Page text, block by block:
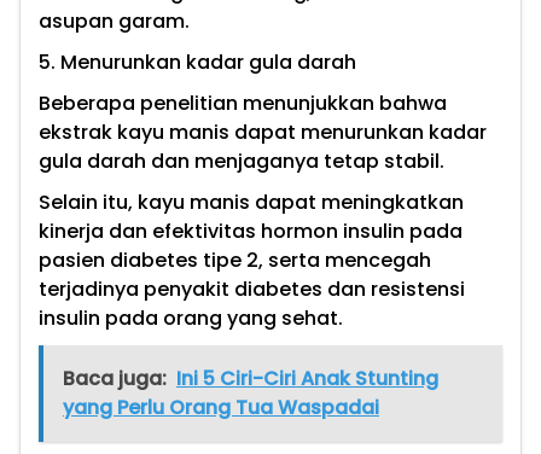
asupan garam.
5. Menurunkan kadar gula darah
Beberapa penelitian menunjukkan bahwa
ekstrak kayu manis dapat menurunkan kadar
gula darah dan menjaganya tetap stabil.
Selain itu, kayu manis dapat meningkatkan
kinerja dan efektivitas hormon insulin pada
pasien diabetes tipe 2, serta mencegah
terjadinya penyakit diabetes dan resistensi
insulin pada orang yang sehat.
Baca juga: Ini 5 Ciri-Ciri Anak Stunting
yang Perlu Orang Tua Waspadai